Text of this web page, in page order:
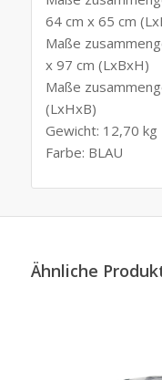
64 cm x 65 cm
Maße
x 97 cm (LxBxH)
Maße
(LxHxB)
Gewicht: 12,70 kg
Farbe: BLAU
Ähnliche